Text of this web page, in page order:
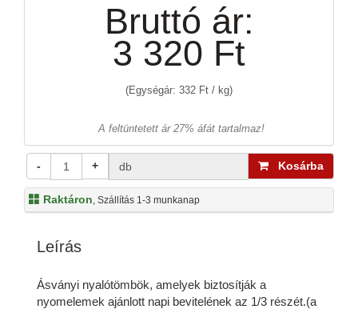
Bruttó ár:
3 320 Ft
(Egységár: 332 Ft / kg)
A feltüntetett ár 27% áfát tartalmaz!
- + db Kosárba
Raktáron, Szállítás 1-3 munkanap
Leírás
Ásványi nyalótömbök, amelyek biztosítják a
nyomelemek ajánlott napi bevitelének az 1/3 részét.(a